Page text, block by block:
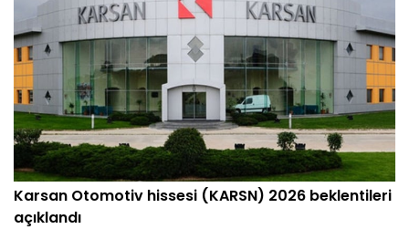
Karsan Otomotiv hissesi (KARSN) 2026 beklentileri
açıklandı